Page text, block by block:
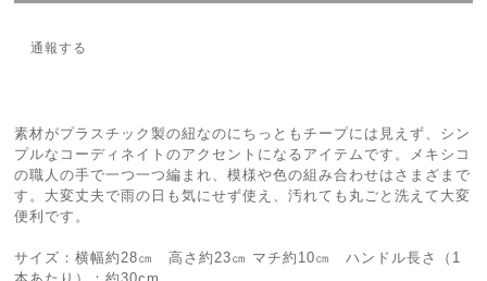
通報する
素材がプラスチック製の紐なのにちっともチープには見えず、シン
プルなコーディネイトのアクセントになるアイテムです。メキシコ
の職人の手で一つ一つ編まれ、模様や色の組み合わせはさまざまで
す。大変丈夫で雨の日も気にせず使え、汚れても丸ごと洗えて大変
便利です。
サイズ：横幅約28㎝ 高さ約23㎝ マチ約10㎝ ハンドル長さ（1